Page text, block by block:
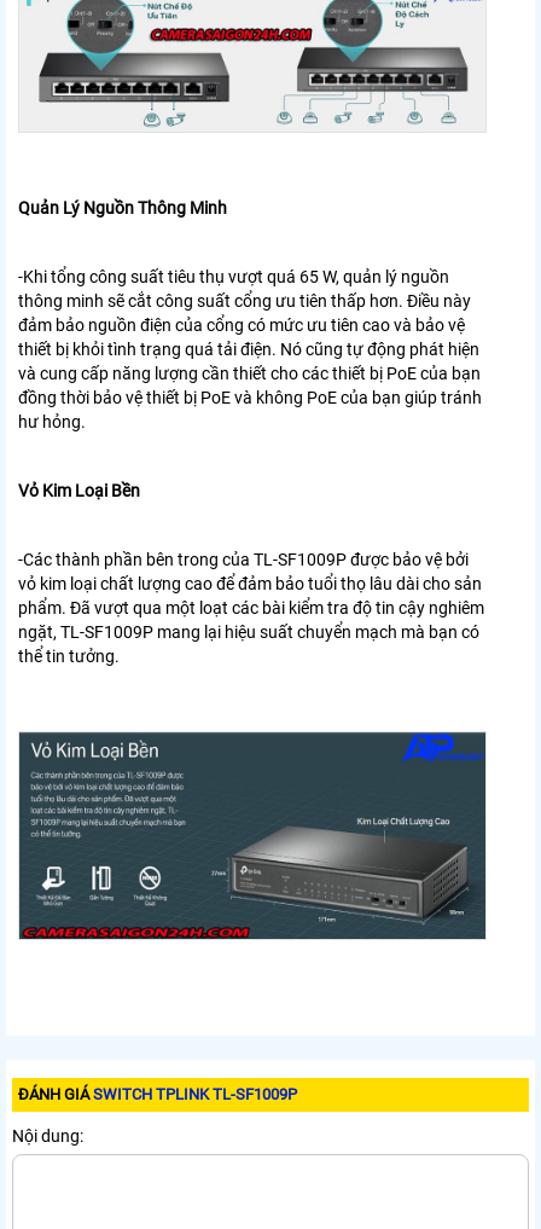
Quản Lý Nguồn Thông Minh
-Khi tổng công suất tiêu thụ vượt quá 65 W, quản lý nguồn
thông minh sẽ cắt công suất cổng ưu tiên thấp hơn. Điều này
đảm bảo nguồn điện của cổng có mức ưu tiên cao và bảo vệ
thiết bị khỏi tình trạng quá tải điện. Nó cũng tự động phát hiện
và cung cấp năng lượng cần thiết cho các thiết bị PoE của bạn
đồng thời bảo vệ thiết bị PoE và không PoE của bạn giúp tránh
hư hỏng.
Vỏ Kim Loại Bền
-Các thành phần bên trong của TL-SF1009P được bảo vệ bởi
vỏ kim loại chất lượng cao để đảm bảo tuổi thọ lâu dài cho sản
phẩm. Đã vượt qua một loạt các bài kiểm tra độ tin cậy nghiêm
ngặt, TL-SF1009P mang lại hiệu suất chuyển mạch mà bạn có
thể tin tưởng.
ĐÁNH GIÁSWITCH TPLINK TL-SF1009P
Nội dung: